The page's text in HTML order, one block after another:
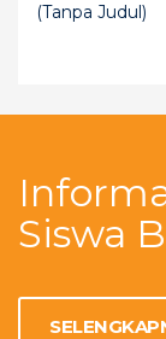
(tanpa Judul)
Siswa